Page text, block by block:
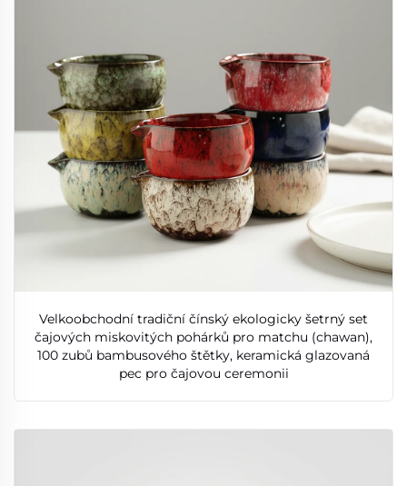
Velkoobchodní tradiční čínský ekologicky šetrný set
čajových miskovitých pohárků pro matchu (chawan),
100 zubů bambusového štětky, keramická glazovaná
pec pro čajovou ceremonii